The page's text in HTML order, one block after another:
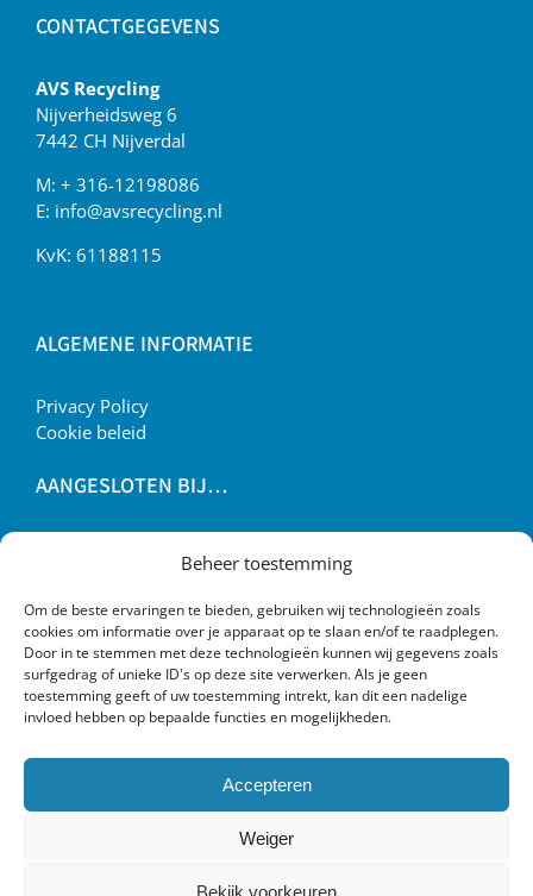
Beheer toestemming
Om de beste ervaringen te bieden, gebruiken wij technologieën zoals
cookies om informatie over je apparaat op te slaan en/of te raadplegen.
Door in te stemmen met deze technologieën kunnen wij gegevens zoals
surfgedrag of unieke ID's op deze site verwerken. Als je geen
toestemming geeft of uw toestemming intrekt, kan dit een nadelige
invloed hebben op bepaalde functies en mogelijkheden.
Accepteren
Weiger
Bekijk voorkeuren
CONTACTGEGEVENS
AVS Recycling
Nijverheidsweg 6
7442 CH Nijverdal
M: + 316-12198086
E: info@avsrecycling.nl
KvK: 61188115
ALGEMENE INFORMATIE
Privacy Policy
Cookie beleid
AANGESLOTEN BIJ…